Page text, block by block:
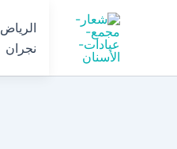
الرياض
نجران